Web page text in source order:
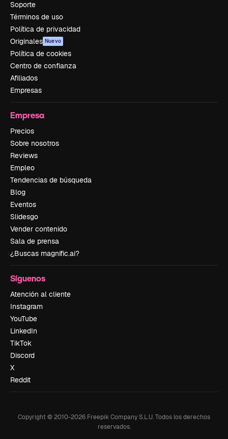
Soporte
Términos de uso
Política de privacidad
Originales Nuevo
Política de cookies
Centro de confianza
Afiliados
Empresas
Empresa
Precios
Sobre nosotros
Reviews
Empleo
Tendencias de búsqueda
Blog
Eventos
Slidesgo
Vender contenido
Sala de prensa
¿Buscas magnific.ai?
Síguenos
Atención al cliente
Instagram
YouTube
LinkedIn
TikTok
Discord
X
Reddit
Copyright © 2010-2026 Freepik Company S.L.U.Todos los derechos
reservados.